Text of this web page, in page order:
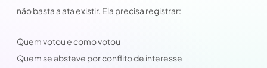
não basta a ata existir. Ela precisa registrar:
Quem votou e como votou
Quem se absteve por conflito de interesse